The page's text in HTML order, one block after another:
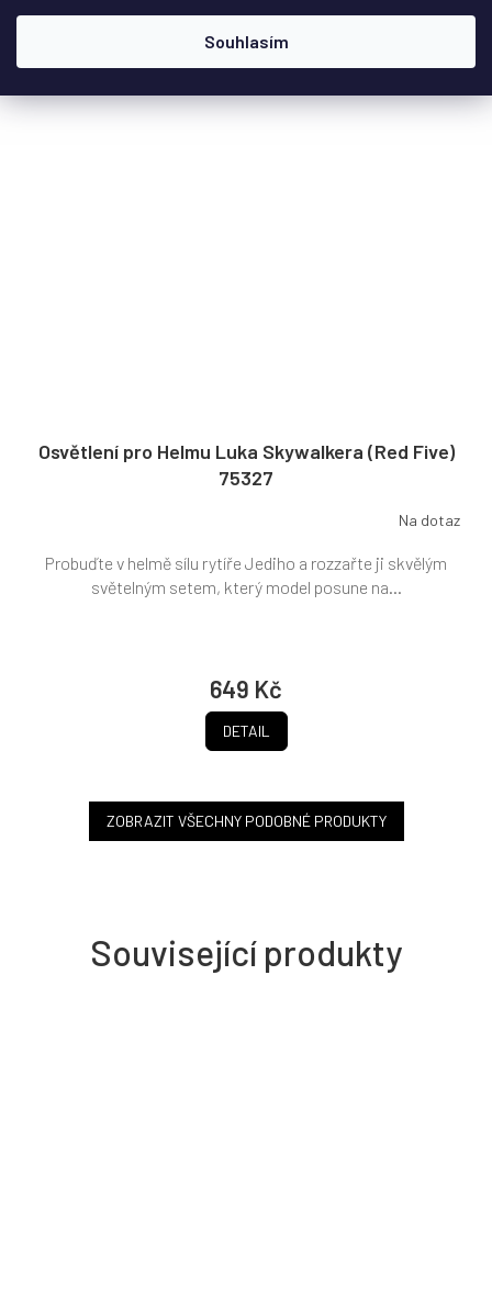
Souhlasím
Související produkty
Osvětlení pro Helmu Luka Skywalkera (Red Five)
75327
Na dotaz
649 Kč
DETAIL
Probuďte v helmě sílu rytíře Jediho a rozzařte ji skvělým
světelným setem, který model posune na...
ZOBRAZIT VŠECHNY PODOBNÉ PRODUKTY